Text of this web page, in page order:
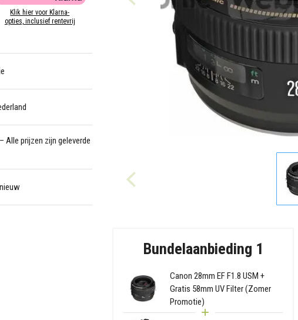
Klik hier voor Klarna-
opties, inclusief rentevrij
Alle prijzen zijn geleverde
Bundelaanbieding 1
Canon 28mm EF F1.8 USM +
Gratis 58mm UV Filter (Zomer
Promotie)